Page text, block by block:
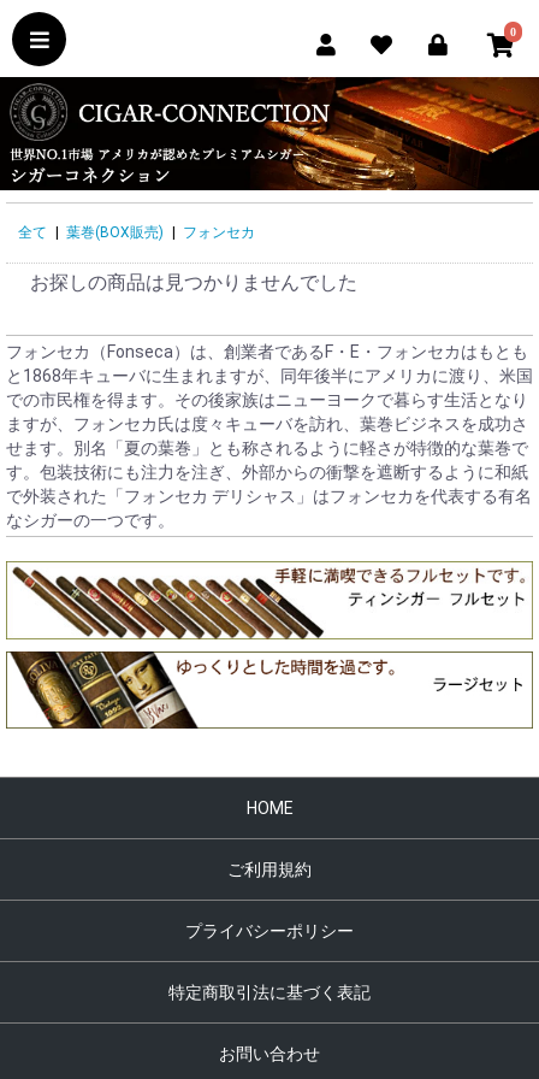
0
全て 葉巻(BOX販売) フォンセカ
お探しの商品は見つかりませんでした
フォンセカ（Fonseca）は、創業者であるF・E・フォンセカはもとも
と1868年キューバに生まれますが、同年後半にアメリカに渡り、米国
での市民権を得ます。その後家族はニューヨークで暮らす生活となり
ますが、フォンセカ氏は度々キューバを訪れ、葉巻ビジネスを成功さ
せます。別名「夏の葉巻」とも称されるように軽さが特徴的な葉巻で
す。包装技術にも注力を注ぎ、外部からの衝撃を遮断するように和紙
で外装された「フォンセカ デリシャス」はフォンセカを代表する有名
なシガーの一つです。
HOME
ご利用規約
プライバシーポリシー
特定商取引法に基づく表記
お問い合わせ